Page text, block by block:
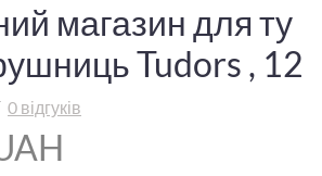
магазин для ту
Tudors , 12
0 відгуків